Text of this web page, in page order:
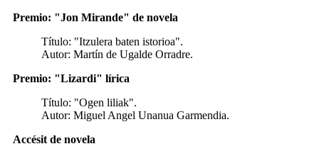
Premio: "Jon Mirande" de novela
Título: "Itzulera baten istorioa".
Autor: Martín de Ugalde Orradre.
Premio: "Lizardi" lírica
Título: "Ogen liliak".
Autor: Miguel Angel Unanua Garmendia.
Accésit de novela